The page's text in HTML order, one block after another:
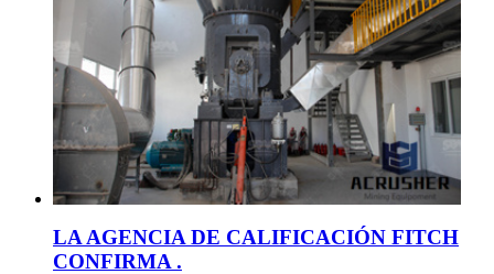
LA AGENCIA DE CALIFICACIÓN FITCH
CONFIRMA .